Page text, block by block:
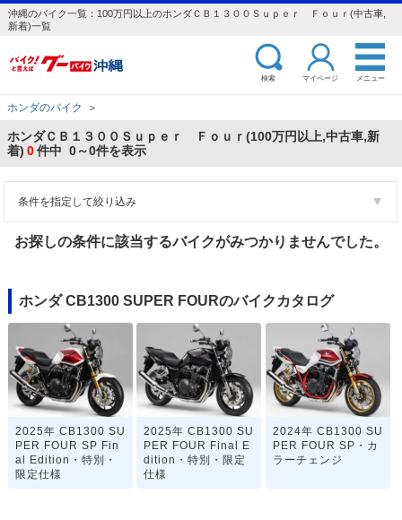
沖縄のバイク一覧：100万円以上のホンダＣＢ１３００Ｓｕｐｅｒ Ｆｏｕｒ(中古車,
新着)一覧
検索 マイページ メニュー
ホンダのバイク ＞
ホンダＣＢ１３００Ｓｕｐｅｒ Ｆｏｕｒ(100万円以上,中古車,新
着) 0件中 0～0件を表示
条件を指定して絞り込み
お探しの条件に該当するバイクがみつかりませんでした。
ホンダ CB1300 SUPER FOURのバイクカタログ
2025年 CB1300 SU
PER FOUR SP Fin
al Edition・特別・
限定仕様
2025年 CB1300 SU
PER FOUR Final E
dition・特別・限定
仕様
2024年 CB1300 SU
PER FOUR SP・カ
ラーチェンジ